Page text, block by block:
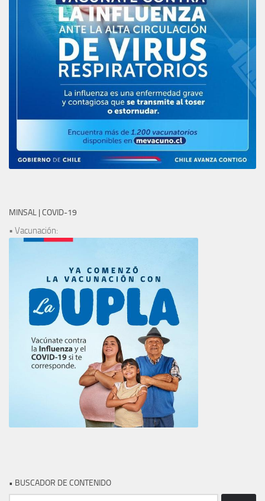
MINSAL | COVID-19
• Vacunación:
• BUSCADOR DE CONTENIDO